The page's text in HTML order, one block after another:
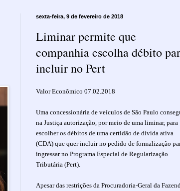
sexta-feira, 9 de fevereiro de 2018
Liminar permite que
companhia escolha débito
incluir no Pert
Valor Econômico 07.02.2018
Uma concessionária de veículos de São Paulo
na Justiça autorização, por meio de uma liminar, para
escolher os débitos de uma certidão de dívida ativa
(CDA) que quer incluir no pedido de formalização
ingressar no Programa Especial de Regularização
Tributária (Pert).
Apesar das restrições da Procuradoria-Geral da